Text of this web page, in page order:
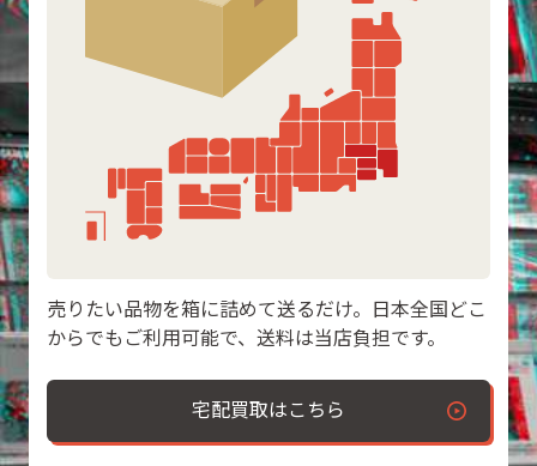
売りたい品物を箱に詰めて送るだけ。日本全国どこ
からでもご利用可能で、送料は当店負担です。
宅配買取はこちら